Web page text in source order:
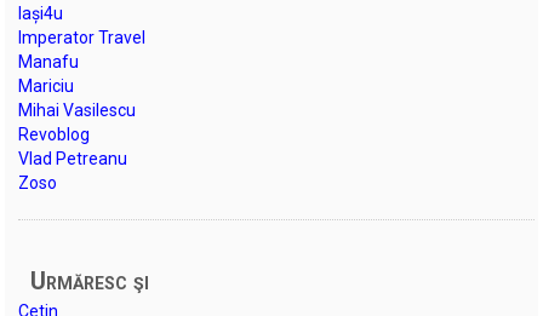
Iași4u
Imperator Travel
Manafu
Mariciu
Mihai Vasilescu
Revoblog
Vlad Petreanu
Zoso
Urmăresc şi
Cetin